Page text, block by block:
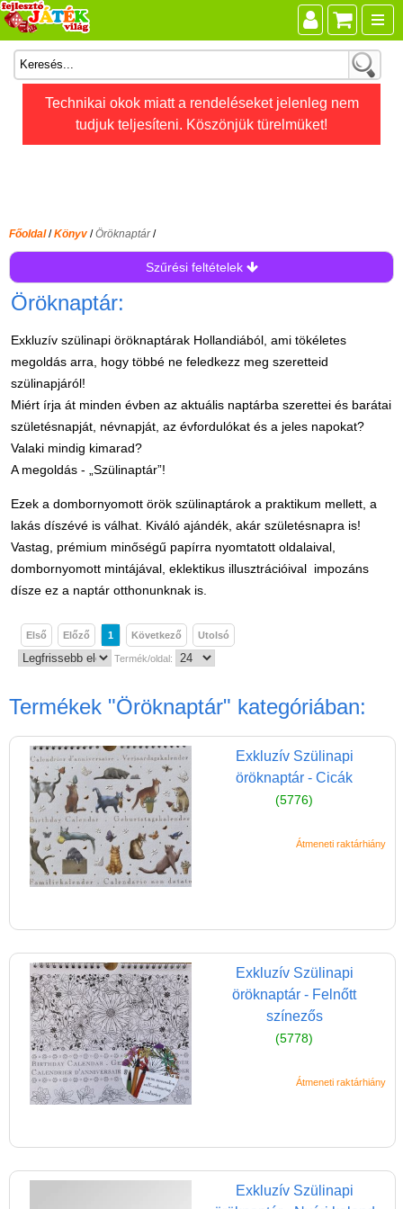
Technikai okok miatt a rendeléseket jelenleg nem
tudjuk teljesíteni. Köszönjük türelmüket!
Főoldal/Könyv /Öröknaptár /
Szűrési feltételek
Öröknaptár:
Exkluzív szülinapi öröknaptárak Hollandiából, ami tökéletes
megoldás arra, hogy többé ne feledkezz meg szeretteid
szülinapjáról!
Miért írja át minden évben az aktuális naptárba szerettei és barátai
születésnapját, névnapját, az évfordulókat és a jeles napokat?
Valaki mindig kimarad?
A megoldás - „Szülinaptár”!
Ezek a dombornyomott örök szülinaptárok a praktikum mellett, a
lakás díszévé is válhat. Kiváló ajándék, akár születésnapra is!
Vastag, prémium minőségű papírra nyomtatott oldalaival,
dombornyomott mintájával, eklektikus illusztrációival impozáns
dísze ez a naptár otthonunknak is.
Első Előző 1 Következő Utolsó
Termék/oldal:
Termékek "Öröknaptár" kategóriában:
Exkluzív Szülinapi
öröknaptár - Cicák
(5776)
Átmeneti raktárhiány
Exkluzív Szülinapi
öröknaptár - Felnőtt
színezős
(5778)
Átmeneti raktárhiány
Exkluzív Szülinapi
Összes játék
Játékok életkor szerint
Bébijátékok
Diafilm
Foglalkoztató füzet
Játék hangszer
Intelligens gyurma
Iskolaszerek
Kerti játékok
Kreatív játék
Könyv
mesekönyvek (0-2 év)
(3-6 év)
Mesekönyvek, könyvek
Foglalkoztató,
Könyv felnőtteknek
Idegen nyelvű könyvek
Licenszes TOP
gyerekajándékok
Magyar játékok